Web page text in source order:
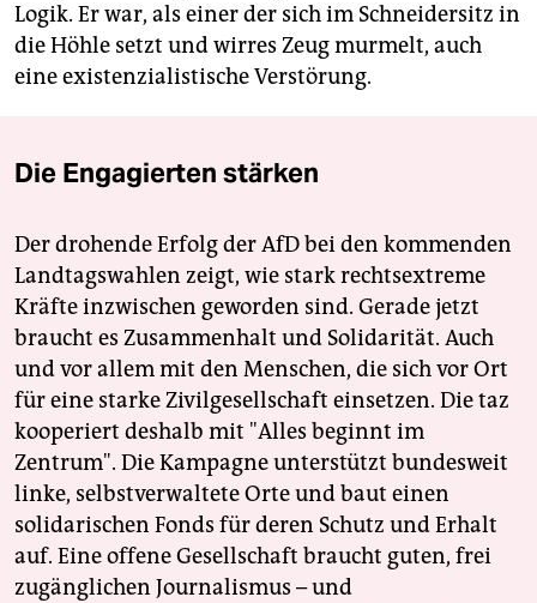
Logik. Er war, als einer der sich im Schneidersitz in
die Höhle setzt und wirres Zeug murmelt, auch
eine existenzialistische Verstörung.
Die Engagierten stärken
Der drohende Erfolg der AfD bei den kommenden
Landtagswahlen zeigt, wie stark rechtsextreme
Kräfte inzwischen geworden sind. Gerade jetzt
braucht es Zusammenhalt und Solidarität. Auch
und vor allem mit den Menschen, die sich vor Ort
für eine starke Zivilgesellschaft einsetzen. Die taz
kooperiert deshalb mit "Alles beginnt im
Zentrum". Die Kampagne unterstützt bundesweit
linke, selbstverwaltete Orte und baut einen
solidarischen Fonds für deren Schutz und Erhalt
auf. Eine offene Gesellschaft braucht guten, frei
zugänglichen Journalismus – und